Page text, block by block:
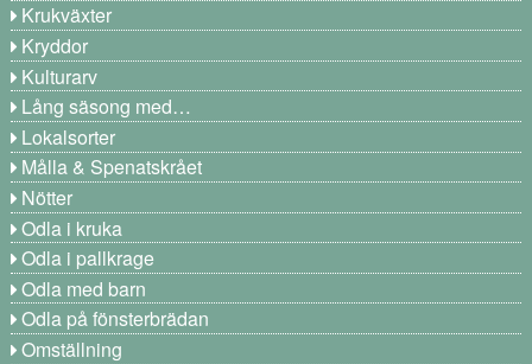
Krukväxter
Kryddor
Kulturarv
Lång säsong med…
Lokalsorter
Målla & Spenatskrået
Nötter
Odla i kruka
Odla i pallkrage
Odla med barn
Odla på fönsterbrädan
Omställning